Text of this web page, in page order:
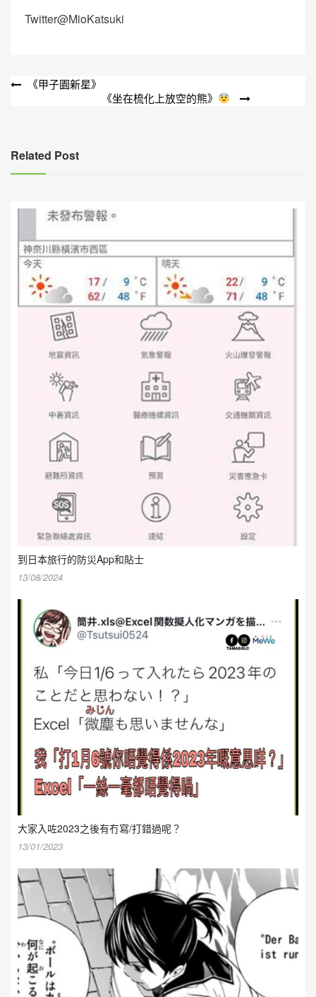
Twitter@MioKatsuki
文
覽
《甲子園新星》
《坐在梳化上放空的熊》
Related Post
到日本旅行的防災App和貼士
13/08/2024
大家入咗2023之後有冇寫/打錯過呢？
13/01/2023